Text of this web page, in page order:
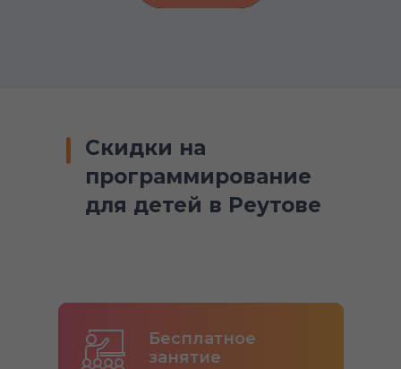
Скидки на
программирование
для детей в Реутове
Бесплатное
занятие